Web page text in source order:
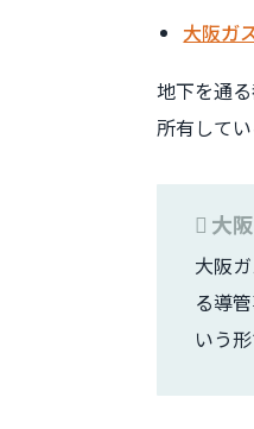
大阪ガ
地下を通
所有して
大
大阪
る導
いう